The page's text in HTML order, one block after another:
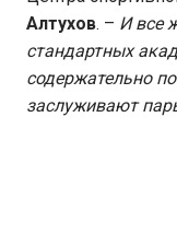
Алтухов. – И все
стандартных
содержательно
заслуживают